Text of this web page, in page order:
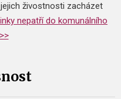
živostnosti zacházet
nepatří do komunálního